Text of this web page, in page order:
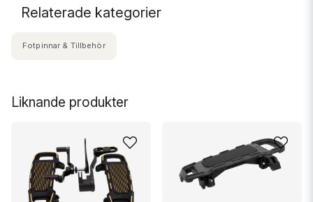
Liknande produkter
Relaterade kategorier
Fotpinnar & Tillbehör